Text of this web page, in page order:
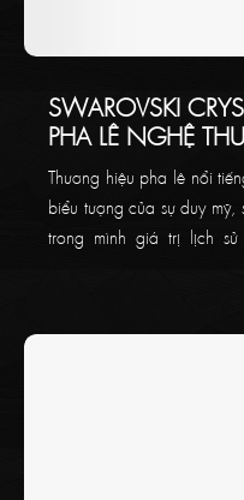
SWAROVSKI
PHA LÊ NGHỆ
Thương hiệu pha lê nổi
biểu tượng của sự duy
trong mình giá trị lịch sử